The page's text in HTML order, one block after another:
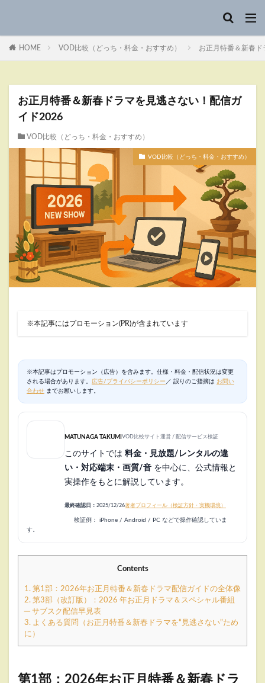
HOME VOD比較（どっち・料金・おすすめ） お正月特番＆新春
お正月特番＆新春ドラマを見逃さない！配信ガ
イド2026
VOD比較（どっち・料金・おすすめ）
VOD比較（どっち・料金・おすすめ）
※本記事にはプロモーション(PR)が含まれています
※本記事はプロモーション（広告）を含みます。仕様・料金・配信状況は変更
される場合があります。 広告/プライバシーポリシー ／ 誤りのご指摘は お問い
合わせ までお願いします。
MATUNAGA TAKUMI VOD比較サイト運営 / 配信サービス検証
このサイトでは 料金・見放題/レンタルの違
い・対応端末・画質/音 を中心に、公式情報と
実操作をもとに解説しています。
最終確認日： 2025/12/26著者プロフィール（検証方針・実機環境）
検証例： iPhone / Android / PC などで操作確認していま
す。
Contents
1. 第1部：2026年お正月特番＆新春ドラマ配信ガイドの全体像
2. 第3部（改訂版）：2026 年お正月ドラマ＆スペシャル番組
─ サブスク配信早見表
3. よくある質問（お正月特番＆新春ドラマを“見逃さない”ため
に）
第1部：2026年お正月特番＆新春ドラ